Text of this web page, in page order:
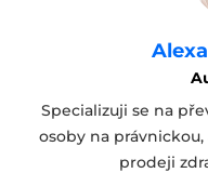
Specializuji se na
osoby na
prodeji